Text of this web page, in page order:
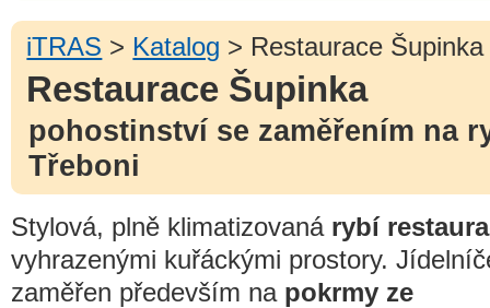
iTRAS > Katalog > Restaurace Šupinka
Restaurace Šupinka
pohostinství se zaměřením na
Třeboni
Stylová, plně klimatizovaná rybí
vyhrazenými kuřáckými prostory.
zaměřen především na pokrmy ze